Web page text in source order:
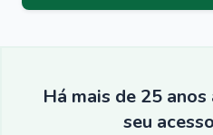
Há mais de 25
seu